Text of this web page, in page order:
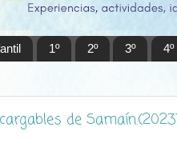
1º 2º 3º 4º
de